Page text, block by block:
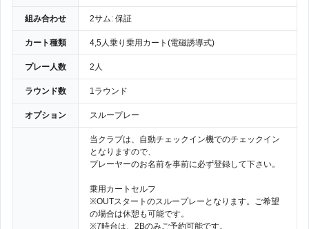
組み合わせ 2サム: 保証
カート種類 4,5人乗り乗用カート(電磁誘導式)
プレー人数 2人
ラウンド数 1ラウンド
オプション スループレー
当クラブは、自動チェックイン機でのチェックイン
となりますので、
プレーヤーのお名前を事前に必ず登録して下さい。
乗用カートセルフ
※OUTスタートのスループレーとなります。ご希望
の場合は休憩も可能です。
※7時台は、2Bのみご予約可能です。